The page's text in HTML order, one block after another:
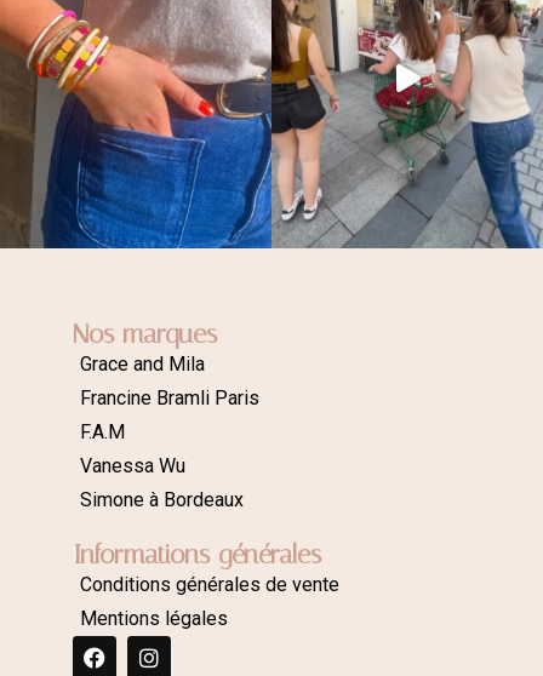
Nos marques
Grace and Mila
Francine Bramli Paris
F.A.M
Vanessa Wu
Simone à Bordeaux
Informations générales
Conditions générales de vente
Mentions légales